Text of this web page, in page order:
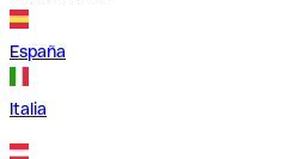
España
Italia